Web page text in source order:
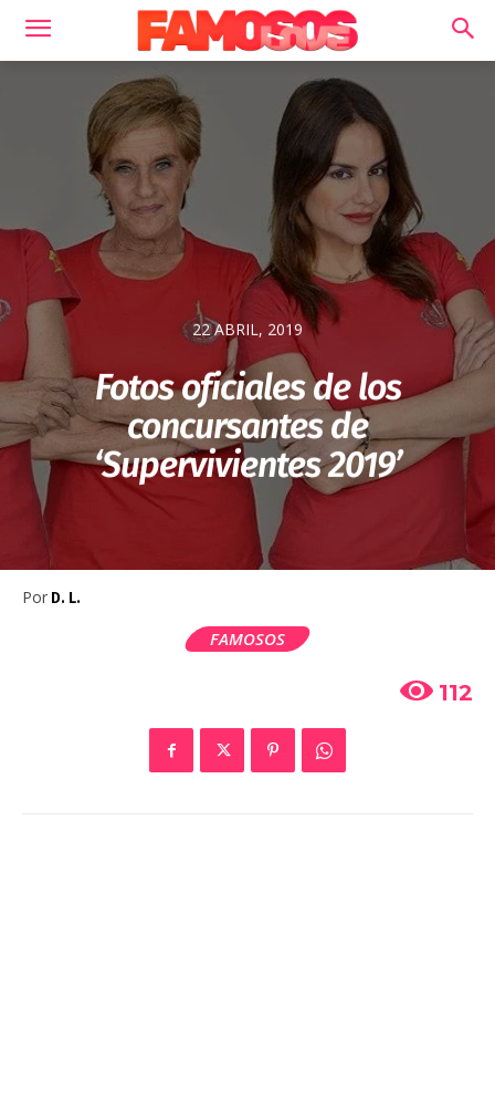
22 ABRIL, 2019
Fotos oficiales de los
concursantes de
‘Supervivientes 2019’
Por D. L.
FAMOSOS
112